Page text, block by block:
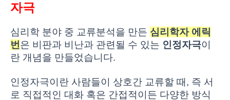
자극
심리학 분야 중 교류분석을 만든 심리학자 에릭
번 은 비판과 비난과 관련될 수 있는 인정자극이
란 개념을 만들었습니다.
인정자극이란 사람들이 상호간 교류할 때, 즉 서
로 직접적인 대화 혹은 간접적이든 다양한 방식